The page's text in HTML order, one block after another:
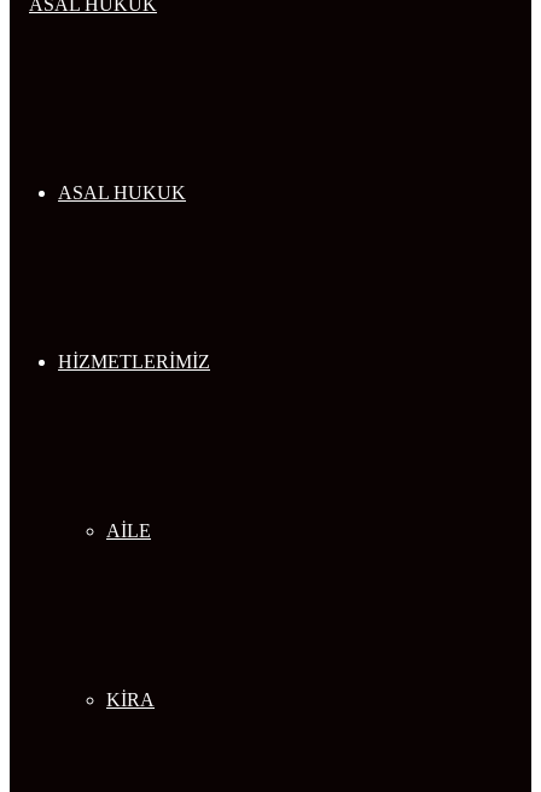
ASAL HUKUK
HİZMETLERİMİZ
AİLE
KİRA